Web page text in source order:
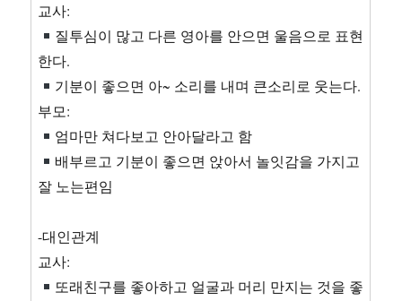
교사:
질투심이 많고 다른 영아를 안으면 울음으로 표현
한다.
기분이 좋으면 아~ 소리를 내며 큰소리로 웃는다.
부모:
엄마만 쳐다보고 안아달라고 함
배부르고 기분이 좋으면 앉아서 놀잇감을 가지고
잘 노는편임
-대인관계
교사:
또래친구를 좋아하고 얼굴과 머리 만지는 것을 좋